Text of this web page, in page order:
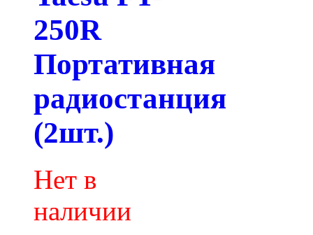
250R
Портативная
радиостанция
(2шт.)
Нет в
наличии